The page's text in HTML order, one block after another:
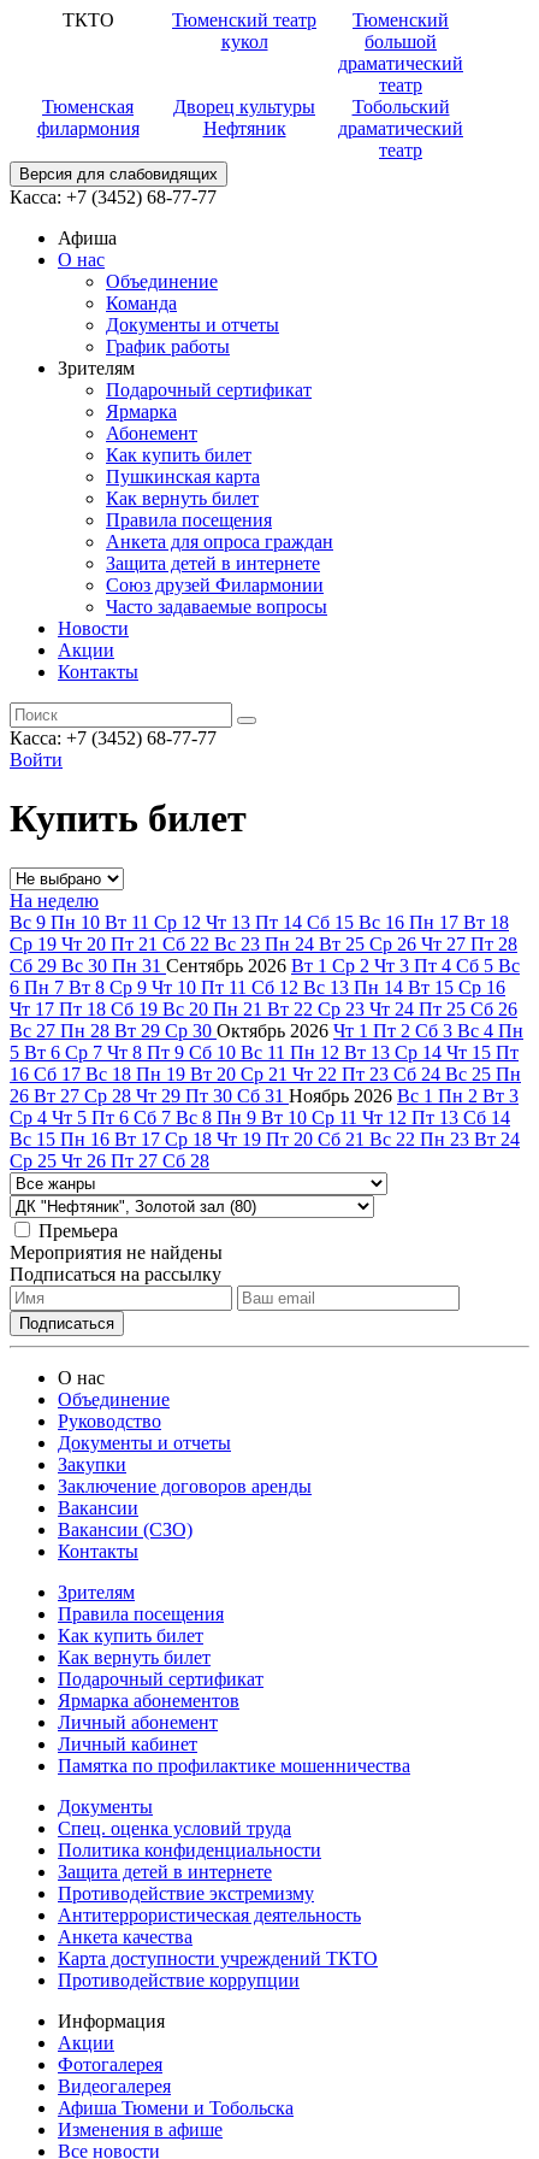
ТКТО
Тюменский театр
кукол
Тюменский
большой
драматический
театр
Тюменская
филармония
Дворец культуры
Нефтяник
Тобольский
драматический
театр
Версия для слабовидящих
Касса: +7 (3452) 68-77-77
Афиша
О нас
Объединение
Команда
Документы и отчеты
График работы
Зрителям
Подарочный сертификат
Ярмарка
Абонемент
Как купить билет
Пушкинская карта
Как вернуть билет
Правила посещения
Анкета для опроса граждан
Защита детей в интернете
Союз друзей Филармонии
Часто задаваемые вопросы
Новости
Акции
Контакты
Касса: +7 (3452) 68-77-77
Войти
Купить билет
На неделю
Вс 9 Пн 10 Вт 11 Ср 12 Чт 13 Пт 14 Сб 15 Вс 16 Пн 17 Вт 18
Ср 19 Чт 20 Пт 21 Сб 22 Вс 23 Пн 24 Вт 25 Ср 26 Чт 27 Пт 28
Сб 29 Вс 30 Пн 31 Сентябрь 2026 Вт 1 Ср 2 Чт 3 Пт 4 Сб 5 Вс
6 Пн 7 Вт 8 Ср 9 Чт 10 Пт 11 Сб 12 Вс 13 Пн 14 Вт 15 Ср 16
Чт 17 Пт 18 Сб 19 Вс 20 Пн 21 Вт 22 Ср 23 Чт 24 Пт 25 Сб 26
Вс 27 Пн 28 Вт 29 Ср 30 Октябрь 2026 Чт 1 Пт 2 Сб 3 Вс 4 Пн
5 Вт 6 Ср 7 Чт 8 Пт 9 Сб 10 Вс 11 Пн 12 Вт 13 Ср 14 Чт 15 Пт
16 Сб 17 Вс 18 Пн 19 Вт 20 Ср 21 Чт 22 Пт 23 Сб 24 Вс 25 Пн
26 Вт 27 Ср 28 Чт 29 Пт 30 Сб 31 Ноябрь 2026 Вс 1 Пн 2 Вт 3
Ср 4 Чт 5 Пт 6 Сб 7 Вс 8 Пн 9 Вт 10 Ср 11 Чт 12 Пт 13 Сб 14
Вс 15 Пн 16 Вт 17 Ср 18 Чт 19 Пт 20 Сб 21 Вс 22 Пн 23 Вт 24
Ср 25 Чт 26 Пт 27 Сб 28
Премьера
Мероприятия не найдены
Подписаться на рассылку
О нас
Объединение
Руководство
Документы и отчеты
Закупки
Заключение договоров аренды
Вакансии
Вакансии (СЗО)
Контакты
Зрителям
Правила посещения
Как купить билет
Как вернуть билет
Подарочный сертификат
Ярмарка абонементов
Личный абонемент
Личный кабинет
Памятка по профилактике мошенничества
Документы
Спец. оценка условий труда
Политика конфиденциальности
Защита детей в интернете
Противодействие экстремизму
Антитеррористическая деятельность
Анкета качества
Карта доступности учреждений ТКТО
Противодействие коррупции
Информация
Акции
Фотогалерея
Видеогалерея
Афиша Тюмени и Тобольска
Изменения в афише
Все новости